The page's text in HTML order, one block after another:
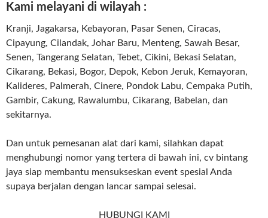
Kami melayani di wilayah :
Kranji, Jagakarsa, Kebayoran, Pasar Senen, Ciracas,
Cipayung, Cilandak, Johar Baru, Menteng, Sawah Besar,
Senen, Tangerang Selatan, Tebet, Cikini, Bekasi Selatan,
Cikarang, Bekasi, Bogor, Depok, Kebon Jeruk, Kemayoran,
Kalideres, Palmerah, Cinere, Pondok Labu, Cempaka Putih,
Gambir, Cakung, Rawalumbu, Cikarang, Babelan, dan
sekitarnya.
Dan untuk pemesanan alat dari kami, silahkan dapat
menghubungi nomor yang tertera di bawah ini, cv bintang
jaya siap membantu mensukseskan event spesial Anda
supaya berjalan dengan lancar sampai selesai.
HUBUNGI KAMI